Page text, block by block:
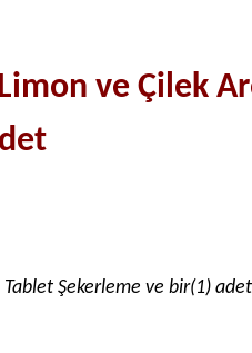
ve Çilek
Şekerleme ve bir(1)